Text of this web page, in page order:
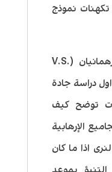
نموذج
(
V.S.
دراسة جادة
توضح كيف
الإرهابية
اذا ما كان